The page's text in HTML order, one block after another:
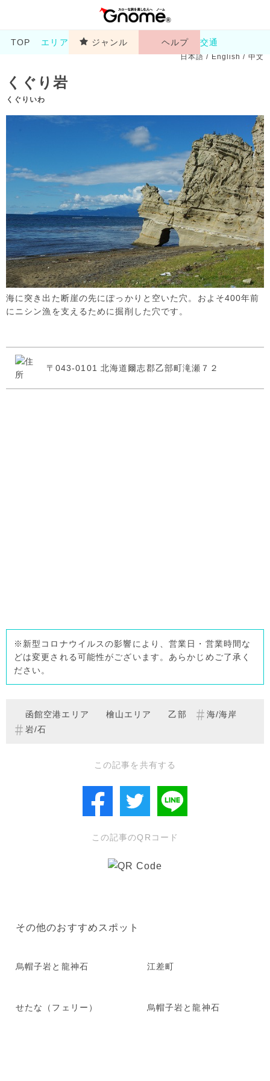
TOP エリア ジャンル ヘルプ 交通
日本語 / English / 中文
くぐり岩
くぐりいわ
海に突き出た断崖の先にぽっかりと空いた穴。およそ400年前
にニシン漁を支えるために掘削した穴です。
〒043-0101 北海道爾志郡乙部町滝瀬７２
※新型コロナウイルスの影響により、営業日・営業時間な
どは変更される可能性がございます。あらかじめご了承く
ださい。
函館空港エリア 檜山エリア 乙部
海/海岸
岩/石
この記事を共有する
この記事のQRコード
その他のおすすめスポット
烏帽子岩と龍神石 江差町
せたな（フェリー） 烏帽子岩と龍神石